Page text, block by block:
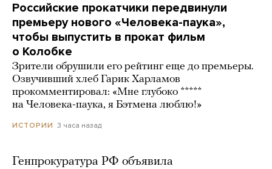
Российские прокатчики передвинули
премьеру нового «Человека-паука»,
чтобы выпустить в прокат фильм
о Колобке
Зрители обрушили его рейтинг еще до премьеры.
Озвучивший хлеб Гарик Харламов
прокомментировал: «Мне глубоко *****
на Человека-паука, я Бэтмена люблю!»
ИСТОРИИ 3 часа назад
Генпрокуратура РФ объявила